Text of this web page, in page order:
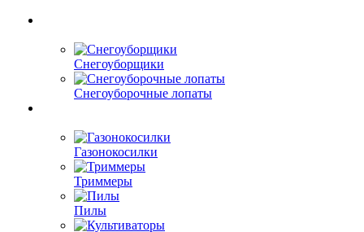
Снегоуборщики
Снегоуборочные лопаты
Газонокосилки
Триммеры
Пилы